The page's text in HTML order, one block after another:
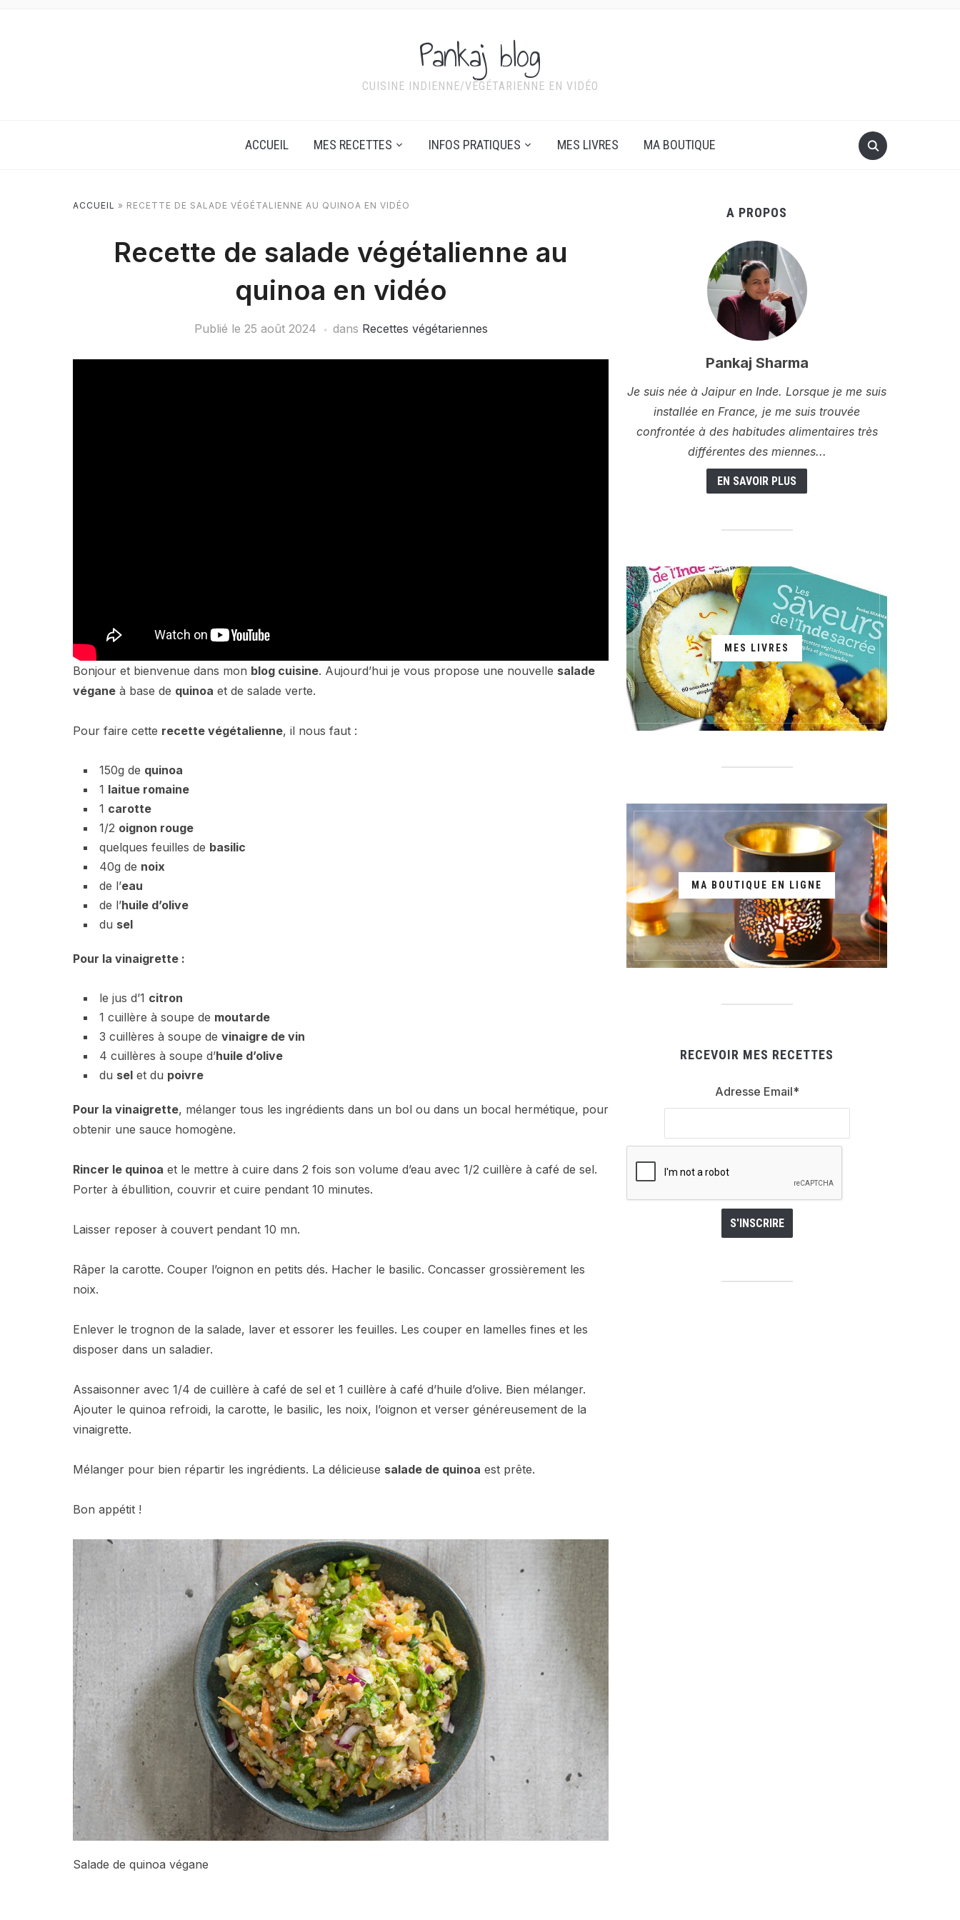
Pankaj blog
CUISINE INDIENNE/VÉGÉTARIENNE EN VIDÉO
ACCUEIL MES RECETTES INFOS PRATIQUES MES LIVRES MA BOUTIQUE
ACCUEIL » RECETTE DE SALADE VÉGÉTALIENNE AU QUINOA EN VIDÉO
Recette de salade végétalienne au
quinoa en vidéo
Publié le 25 août 2024 dans Recettes végétariennes
Bonjour et bienvenue dans mon blog cuisine. Aujourd’hui je vous propose une nouvelle salade
végane à base de quinoa et de salade verte.
Pour faire cette recette végétalienne, il nous faut :
150g de quinoa
1 laitue romaine
1 carotte
1/2 oignon rouge
quelques feuilles de basilic
40g de noix
de l’eau
de l’huile d’olive
du sel
Pour la vinaigrette :
le jus d’1 citron
1 cuillère à soupe de moutarde
3 cuillères à soupe de vinaigre de vin
4 cuillères à soupe d’huile d’olive
du sel et du poivre
Pour la vinaigrette, mélanger tous les ingrédients dans un bol ou dans un bocal hermétique, pour
obtenir une sauce homogène.
Rincer le quinoa et le mettre à cuire dans 2 fois son volume d’eau avec 1/2 cuillère à café de sel.
Porter à ébullition, couvrir et cuire pendant 10 minutes.
Laisser reposer à couvert pendant 10 mn.
Râper la carotte. Couper l’oignon en petits dés. Hacher le basilic. Concasser grossièrement les
noix.
Enlever le trognon de la salade, laver et essorer les feuilles. Les couper en lamelles fines et les
disposer dans un saladier.
Assaisonner avec 1/4 de cuillère à café de sel et 1 cuillère à café d’huile d’olive. Bien mélanger.
Ajouter le quinoa refroidi, la carotte, le basilic, les noix, l’oignon et verser généreusement de la
vinaigrette.
Mélanger pour bien répartir les ingrédients. La délicieuse salade de quinoa est prête.
Bon appétit !
Salade de quinoa végane
A PROPOS
Pankaj Sharma
Je suis née à Jaipur en Inde. Lorsque je me suis
installée en France, je me suis trouvée
confrontée à des habitudes alimentaires très
différentes des miennes...
EN SAVOIR PLUS
MES LIVRES
MA BOUTIQUE EN LIGNE
RECEVOIR MES RECETTES
Adresse Email*